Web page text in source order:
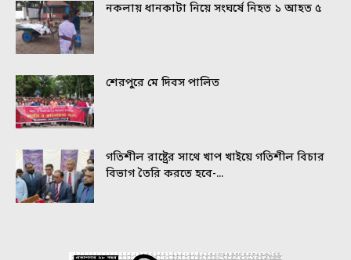
নকলায় ধানকাটা নিয়ে সংঘর্ষে নিহত ১ আহত ৫
শেরপুরে মে দিবস পালিত
গতিশীল রাষ্ট্রের সাথে খাপ খাইয়ে গতিশীল বিচার
বিভাগ তৈরি করতে হবে-...